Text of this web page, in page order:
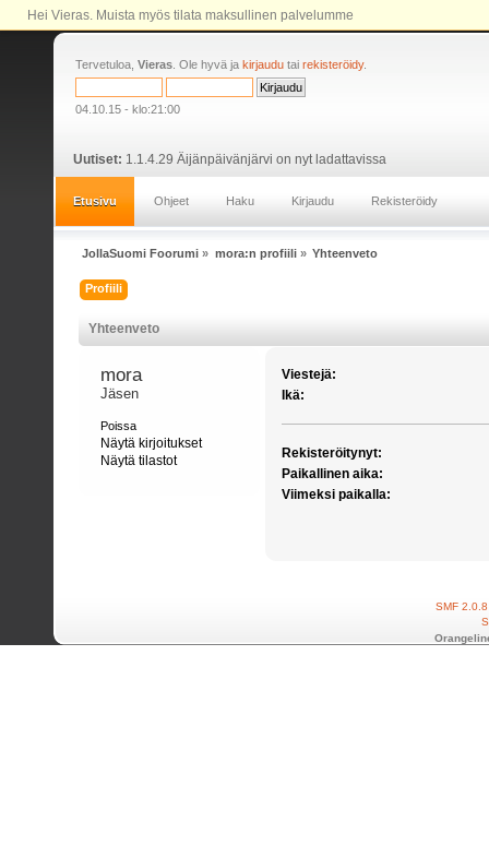
Hei Vieras. Muista myös tilata maksullinen palvelumme
Tervetuloa, Vieras. Ole hyvä ja kirjaudu tai rekisteröidy.
04.10.15 - klo:21:00
Uutiset: 1.1.4.29 Äijänpäivänjärvi on nyt ladattavissa
Etusivu Ohjeet Haku Kirjaudu Rekisteröidy
JollaSuomi Foorumi » mora:n profiili» Yhteenveto
Profiili
Yhteenveto
mora
Jäsen
Poissa
Näytä kirjoitukset
Näytä tilastot
Viestejä:
Ikä:
Rekisteröitynyt:
Paikallinen aika:
Viimeksi paikalla:
SMF 2.0.8